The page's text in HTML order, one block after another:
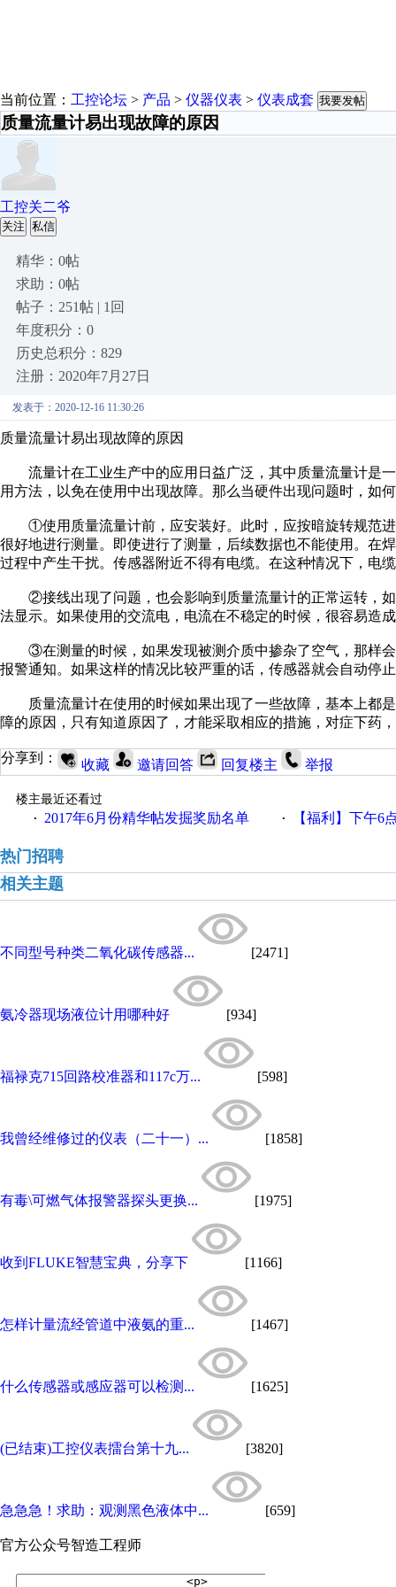
当前位置： 工控论坛 > 产品 > 仪器仪表 > 仪表成套 我要发帖
质量流量计易出现故障的原因
工控关二爷
关注 私信
精华：0帖
求助：0帖
帖子：251帖 | 1回
年度积分：0
历史总积分：829
注册：2020年7月27日
发表于：2020-12-16 11:30:26
质量流量计易出现故障的原因
流量计在工业生产中的应用日益广泛，其中质量流量计是
用方法，以免在使用中出现故障。那么当硬件出现问题时，如
①使用质量流量计前，应安装好。此时，应按暗旋转规范进
很好地进行测量。即使进行了测量，后续数据也不能使用。在
过程中产生干扰。传感器附近不得有电缆。在这种情况下，电
②接线出现了问题，也会影响到质量流量计的正常运转，如
法显示。如果使用的交流电，电流在不稳定的时候，很容易造
③在测量的时候，如果发现被测介质中掺杂了空气，那样会
报警通知。如果这样的情况比较严重的话，传感器就会自动停止
质量流量计在使用的时候如果出现了一些故障，基本上都
障的原因，只有知道原因了，才能采取相应的措施，对症下药，
分享到： 收藏 邀请回答 回复楼主 举报
楼主最近还看过
·
2017年6月份精华帖发掘奖励名单 · 【福利】下午6点论坛大
热门招聘
相关主题
不同型号种类二氧化碳传感器... [2471]
氨冷器现场液位计用哪种好 [934]
福禄克715回路校准器和117c万... [598]
我曾经维修过的仪表（二十一）... [1858]
有毒\可燃气体报警器探头更换... [1975]
收到FLUKE智慧宝典，分享下 [1166]
怎样计量流经管道中液氨的重... [1467]
什么传感器或感应器可以检测... [1625]
(已结束)工控仪表擂台第十九... [3820]
急急急！求助：观测黑色液体中... [659]
官方公众号智造工程师